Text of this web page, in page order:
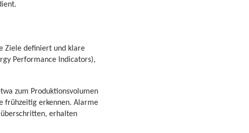
Ziele definiert und klare
Performance Indicators),
zum Produktionsvolumen
frühzeitig erkennen. Alarme
erhalten